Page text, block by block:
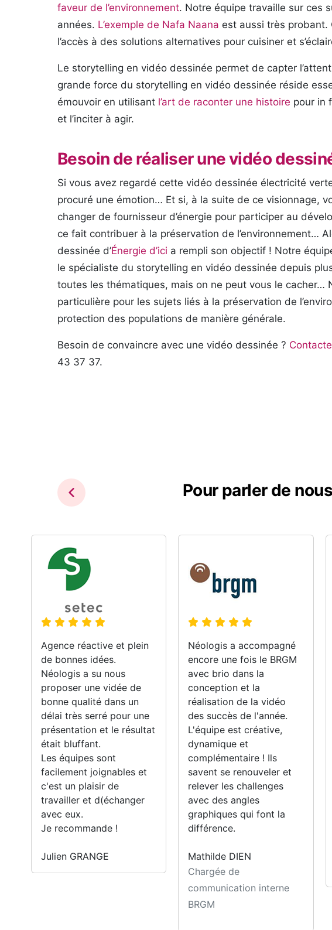
faveur de l’environnement. Notre équipe travaille sur ces
années. L’exemple de Nafa Naana est aussi très probant.
l’accès à des solutions alternatives pour cuisiner et
Le storytelling en vidéo dessinée permet de capter
grande force du storytelling en vidéo dessinée réside
émouvoir en utilisant l’art de raconter une histoire pour in
et l’inciter à agir.
Besoin de réaliser une vidéo
Si vous avez regardé cette vidéo dessinée électricité
procuré une émotion… Et si, à la suite de ce visionnage,
changer de fournisseur d’énergie pour participer au
ce fait contribuer à la préservation de l’environnement…
dessinée d’Énergie d’ici a rempli son objectif ! Notre
le spécialiste du storytelling en vidéo dessinée depuis
toutes les thématiques, mais on ne peut vous le cacher…
particulière pour les sujets liés à la préservation de
protection des populations de manière générale.
Besoin de convaincre avec une vidéo dessinée ?
43 37 37.
Pour parler de
Agence réactive et plein
de bonnes idées.
Néologis a su nous
proposer une vidée de
bonne qualité dans un
délai très serré pour une
présentation et le résultat
était bluffant.
Les équipes sont
facilement joignables et
c'est un plaisir de
travailler et d(échanger
avec eux.
Je recommande !
Julien GRANGE
Néologis a accompagné
encore une fois le BRGM
avec brio dans la
conception et la
réalisation de la vidéo
des succès de l'année.
L'équipe est créative,
dynamique et
complémentaire ! Ils
savent se renouveler et
relever les challenges
avec des angles
graphiques qui font la
différence.
Mathilde DIEN
Chargée de
communication interne
BRGM